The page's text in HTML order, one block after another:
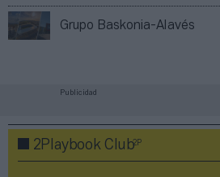
Grupo Baskonia-Alavés
Publicidad
2Playbook Club2P